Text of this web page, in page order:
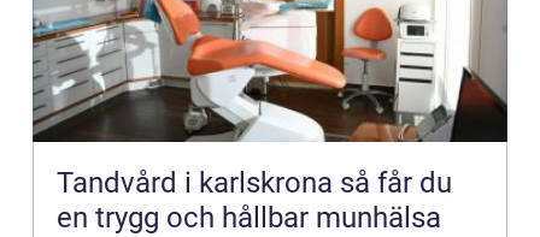
Tandvård i karlskrona så får du
en trygg och hållbar munhälsa